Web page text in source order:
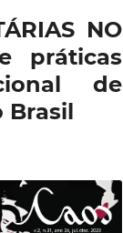
NO
práticas
de
Brasil